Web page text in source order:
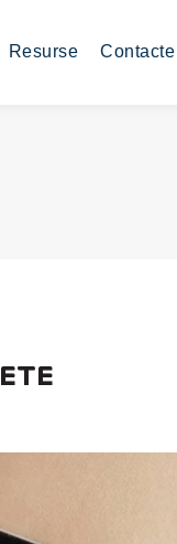
Resurse Contacte